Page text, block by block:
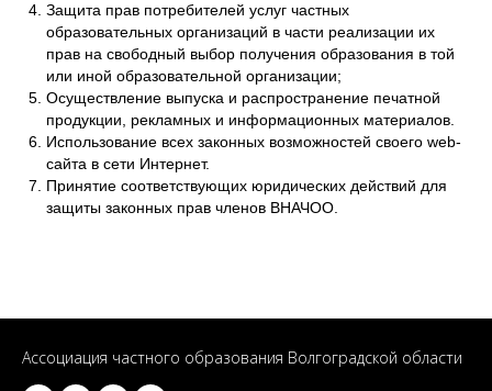
Защита прав потребителей услуг частных
образовательных организаций в части реализации их
прав на свободный выбор получения образования в той
или иной образовательной организации;
Осуществление выпуска и распространение печатной
продукции, рекламных и информационных материалов.
Использование всех законных возможностей своего web-
сайта в сети Интернет.
Принятие соответствующих юридических действий для
защиты законных прав членов ВНАЧОО.
Ассоциация частного образования Волгоградской области